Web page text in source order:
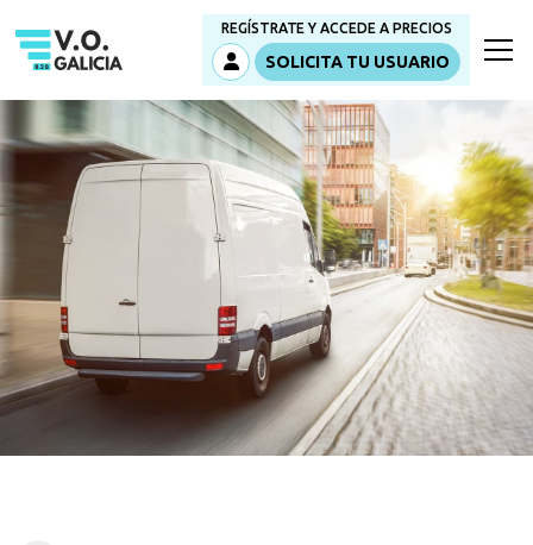
REGÍSTRATE Y ACCEDE A PRECIOS
SOLICITA TU USUARIO